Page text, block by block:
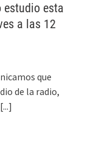
estudio esta
a las 12
que
de la radio,
[...]